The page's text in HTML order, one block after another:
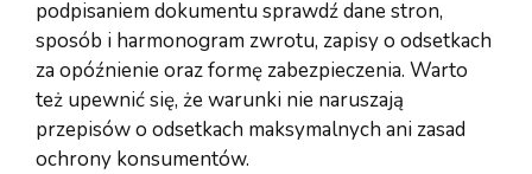
podpisaniem dokumentu sprawdź dane stron,
sposób i harmonogram zwrotu, zapisy o odsetkach
za opóźnienie oraz formę zabezpieczenia. Warto
też upewnić się, że warunki nie naruszają
przepisów o odsetkach maksymalnych ani zasad
ochrony konsumentów.